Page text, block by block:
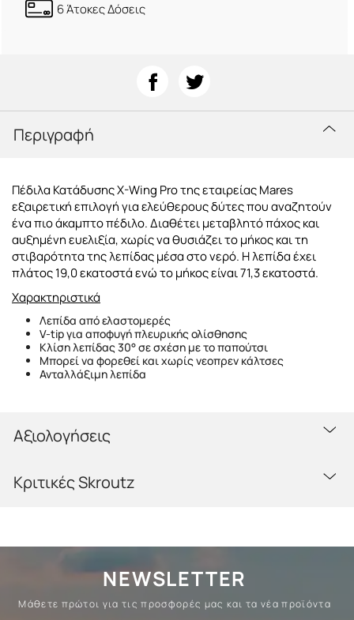
6 Άτοκες Δόσεις
Περιγραφή
Πέδιλα Κατάδυσης X-Wing Pro της εταιρείας Mares
εξαιρετική επιλογή για ελεύθερους δύτες που αναζητούν
ένα πιο άκαμπτο πέδιλο. Διαθέτει μεταβλητό πάχος και
αυξημένη ευελιξία, χωρίς να θυσιάζει το μήκος και τη
στιβαρότητα της λεπίδας μέσα στο νερό. Η λεπίδα έχει
πλάτος 19,0 εκατοστά ενώ το μήκος είναι 71,3 εκατοστά.
Χαρακτηριστικά
Λεπίδα από ελαστομερές
V-tip για αποφυγή πλευρικής ολίσθησης
Κλίση λεπίδας 30° σε σχέση με το παπούτσι
Μπορεί να φορεθεί και χωρίς νεοπρεν κάλτσες
Ανταλλάξιμη λεπίδα
Αξιολογήσεις
Κριτικές Skroutz
NEWSLETTER
Μάθετε πρώτοι για τις προσφορές μας και τα νέα προϊόντα